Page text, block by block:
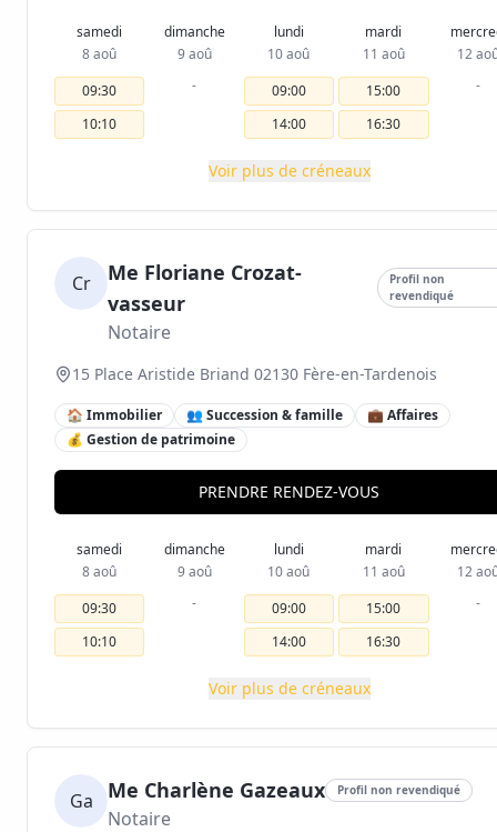
samedi
8 aoû
09:30
10:10
dimanche
9 aoû
-
lundi
10 aoû
09:00
14:00
mardi
11 aoû
15:00
16:30
12
-
Voir plus de créneaux
Cr
Me Floriane Crozat-
vasseur
Profil non
revendiqué
Notaire
15 Place Aristide Briand 02130 Fère-en-Tardenois
🏠 Immobilier 👥 Succession & famille
💼 Affaires
💰 Gestion de patrimoine
PRENDRE RENDEZ-VOUS
samedi
8 aoû
09:30
10:10
dimanche
9 aoû
-
lundi
10 aoû
09:00
14:00
mardi
11 aoû
15:00
16:30
12
-
Voir plus de créneaux
Ga Me Charlène Gazeaux Profil non revendiqué
Notaire